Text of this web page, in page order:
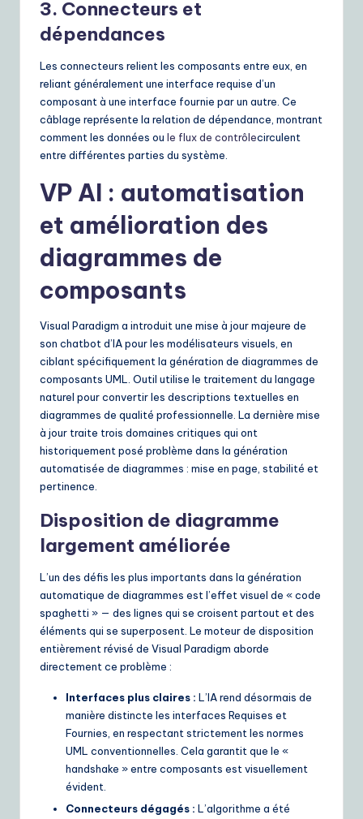
3. Connecteurs et
dépendances
Les connecteurs relient les composants entre eux, en
reliant généralement une interface requise d’un
composant à une interface fournie par un autre. Ce
câblage représente la relation de dépendance, montrant
comment les données ou le flux de contrôlecirculent
entre différentes parties du système.
VP AI : automatisation
et amélioration des
diagrammes de
composants
Visual Paradigm a introduit une mise à jour majeure de
son chatbot d’IA pour les modélisateurs visuels, en
ciblant spécifiquement la génération de diagrammes de
composants UML. Outil utilise le traitement du langage
naturel pour convertir les descriptions textuelles en
diagrammes de qualité professionnelle. La dernière mise
à jour traite trois domaines critiques qui ont
historiquement posé problème dans la génération
automatisée de diagrammes : mise en page, stabilité et
pertinence.
Disposition de diagramme
largement améliorée
L’un des défis les plus importants dans la génération
automatique de diagrammes est l’effet visuel de « code
spaghetti » — des lignes qui se croisent partout et des
éléments qui se superposent. Le moteur de disposition
entièrement révisé de Visual Paradigm aborde
directement ce problème :
Interfaces plus claires : L’IA rend désormais de
manière distincte les interfaces Requises et
Fournies, en respectant strictement les normes
UML conventionnelles. Cela garantit que le «
handshake » entre composants est visuellement
évident.
Connecteurs dégagés : L’algorithme a été